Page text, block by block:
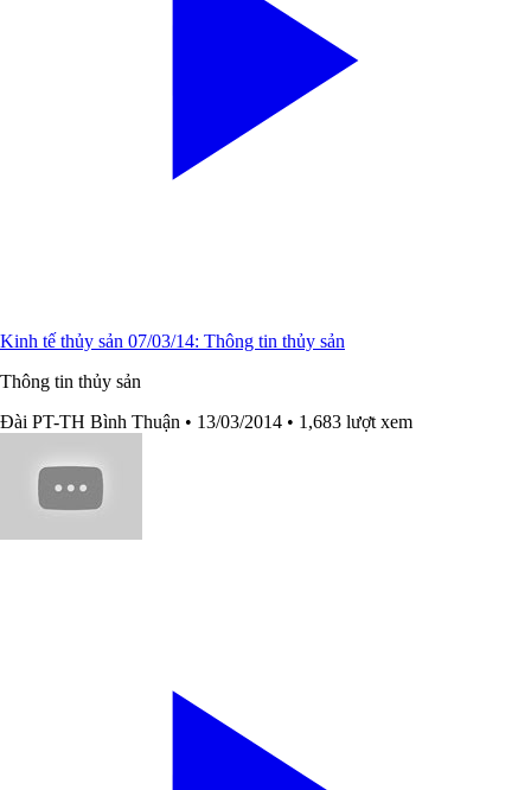
Kinh tế thủy sản 07/03/14: Thông tin thủy sản
Thông tin thủy sản
Đài PT-TH Bình Thuận • 13/03/2014 • 1,683 lượt xem